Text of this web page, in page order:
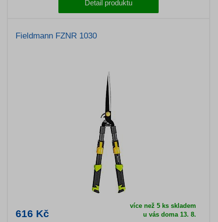
Detail produktu
Fieldmann FZNR 1030
616 Kč
více než 5 ks skladem
u vás doma 13. 8.